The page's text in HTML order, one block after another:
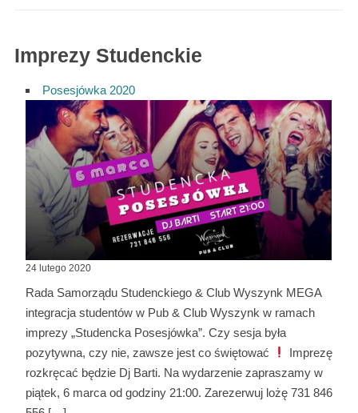
Imprezy Studenckie
Posesjówka 2020
24 lutego 2020
Rada Samorządu Studenckiego & Club Wyszynk MEGA
integracja studentów w Pub & Club Wyszynk w ramach
imprezy „Studencka Posesjówka”. Czy sesja była
pozytywna, czy nie, zawsze jest co świętować
Imprezę
rozkręcać będzie Dj Barti. Na wydarzenie zapraszamy w
piątek, 6 marca od godziny 21:00. Zarezerwuj lożę 731 846